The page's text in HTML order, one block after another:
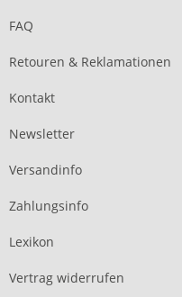
FAQ
Retouren & Reklamationen
Kontakt
Newsletter
Versandinfo
Zahlungsinfo
Lexikon
Vertrag widerrufen